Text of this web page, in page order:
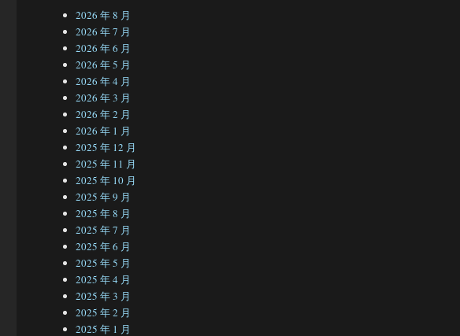
2026 年 8 月
2026 年 7 月
2026 年 6 月
2026 年 5 月
2026 年 4 月
2026 年 3 月
2026 年 2 月
2026 年 1 月
2025 年 12 月
2025 年 11 月
2025 年 10 月
2025 年 9 月
2025 年 8 月
2025 年 7 月
2025 年 6 月
2025 年 5 月
2025 年 4 月
2025 年 3 月
2025 年 2 月
2025 年 1 月